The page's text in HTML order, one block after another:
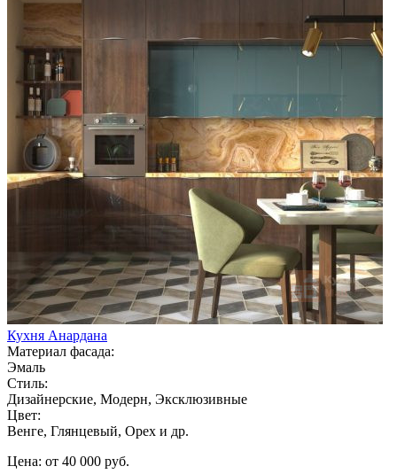
Кухня Анардана
Материал фасада:
Эмаль
Стиль:
Дизайнерские, Модерн, Эксклюзивные
Цвет:
Венге, Глянцевый, Орех и др.
Цена: от 40 000 руб.